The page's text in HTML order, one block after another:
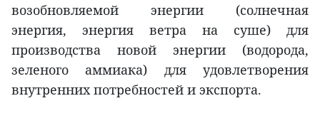
возобновляемой энергии (солнечная
энергия, энергия ветра на суше) для
производства новой энергии (водорода,
зеленого аммиака) для удовлетворения
внутренних потребностей и экспорта.